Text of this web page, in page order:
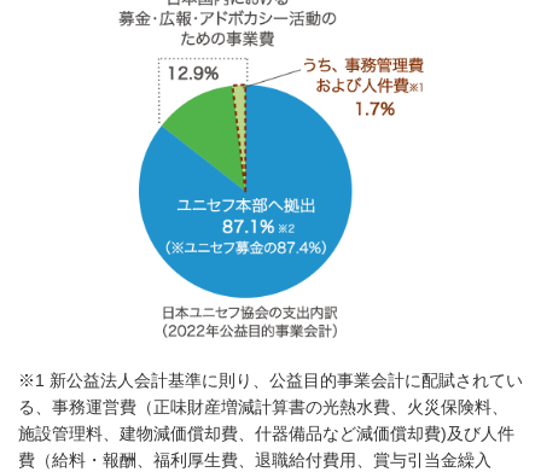
※1 新公益法人会計基準に則り、公益目的事業会計に配賦されてい
る、事務運営費（正味財産増減計算書の光熱水費、火災保険料、
施設管理料、建物減価償却費、什器備品など減価償却費)及び人件
費（給料・報酬、福利厚生費、退職給付費用、賞与引当金繰入